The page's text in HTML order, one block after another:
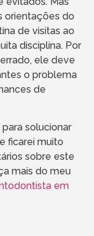
orientações do
de visitas ao
disciplina. Por
ele deve
o problema
de
solucionar
ficarei muito
sobre este
mais do meu
em